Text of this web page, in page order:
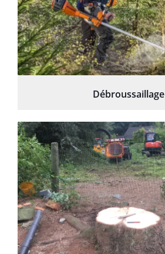
Débroussaillage